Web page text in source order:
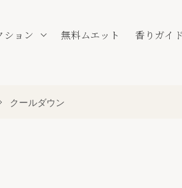
ション 無料ムエット 香りガイド
クールダウン